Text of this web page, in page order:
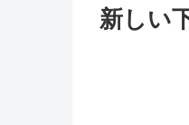
新しい